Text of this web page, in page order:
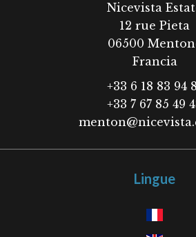
Nicevista
12 rue Pieta
06500
Francia
+33 6 18 83 94
+33 7 67 85 49
Lingue